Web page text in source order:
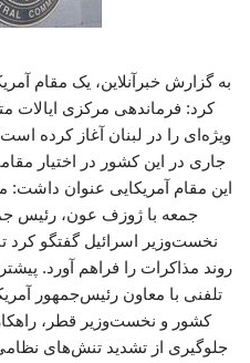
به گزارش خبرآنلاین، یک مقام
کرد: فرماندهی مرکزی ایالات
ویژه‌ای را در لبنان آغاز کرده
جاری در این کشور در اختیار
این مقام آمریکایی عنوان داشت:
جمعه با ژوزف عون، رئیس
نخست‌وزیر اسرائیل گفتگو کرد
روند مذاکرات را فراهم آورد.
تلفنی با معاون رئیس‌جمهور
کشور و نخست‌وزیر قطر،
جلوگیری از تشدید تنش‌های